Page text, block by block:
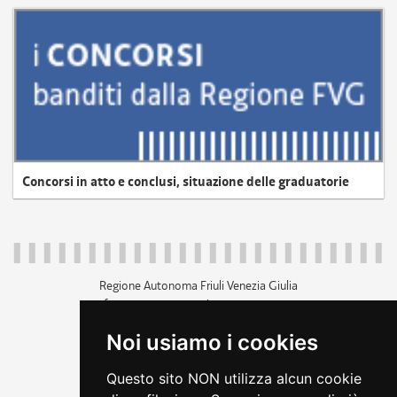
Noi usiamo i cookies
Questo sito NON utilizza alcun cookie
Concorsi in atto e conclusi, situazione delle graduatorie
Regione Autonoma Friuli Venezia Giulia
c.f. 80014930327; p.iva 00526040324
+39 040 3771111